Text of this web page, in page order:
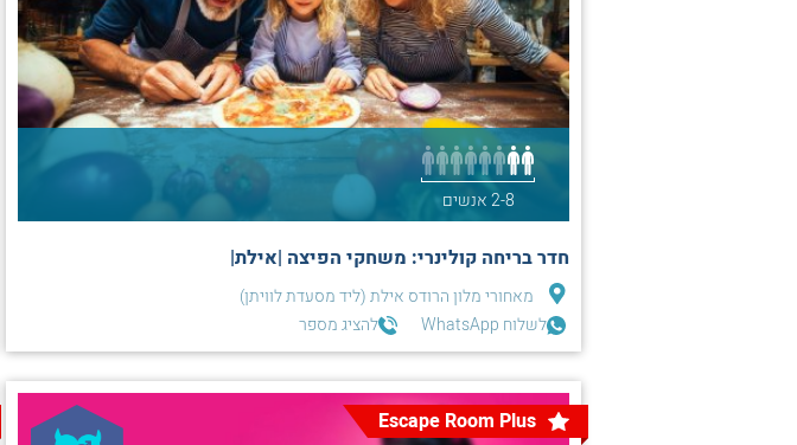
2-8 אנשים
חדר בריחה קולינרי: משחקי הפיצה |אילת|
מאחורי מלון הרודס אילת (ליד מסעדת לוויתן)
לשלוח WhatsApp
להציג מספר
Escape Room Plus